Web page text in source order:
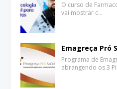
O curso de
vai mostrar c…
Emagreça Pró
Programa de
abrangendo os 3